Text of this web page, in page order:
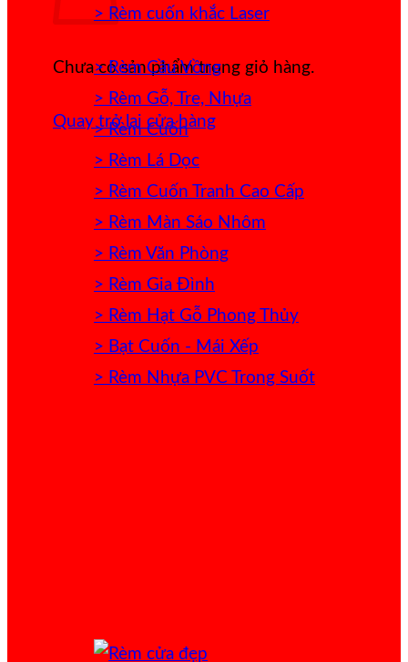
Chưa có sản phẩm trong giỏ hàng.
Quay trở lại cửa hàng
> Rèm cuốn khắc Laser
> Rèm Cầu Vồng
> Rèm Gỗ, Tre, Nhựa
> Rèm Cuốn
> Rèm Lá Dọc
> Rèm Cuốn Tranh Cao Cấp
> Rèm Màn Sáo Nhôm
> Rèm Văn Phòng
> Rèm Gia Đình
> Rèm Hạt Gỗ Phong Thủy
> Bạt Cuốn - Mái Xếp
> Rèm Nhựa PVC Trong Suốt